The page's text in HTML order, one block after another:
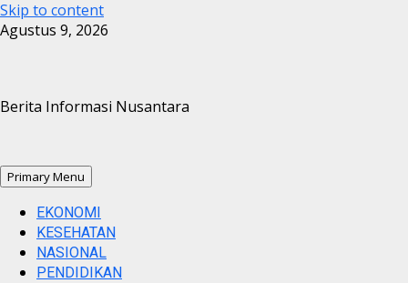
Skip to content
Agustus 9, 2026
Berita Informasi Nusantara
Primary Menu
EKONOMI
KESEHATAN
NASIONAL
PENDIDIKAN